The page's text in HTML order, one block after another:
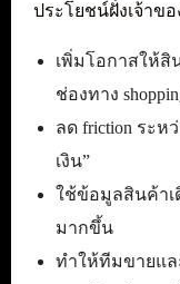
ประโยชน์ฝั่งเจ้าข
เพิ่มโอกาสให้สิ
ช่องทาง
ลด friction ระห
เงิน”
ใช้ข้อมูลสินค้าเ
มากขึ้น
ทำให้ทีมขายแ